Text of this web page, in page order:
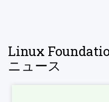
Linux
ニュース